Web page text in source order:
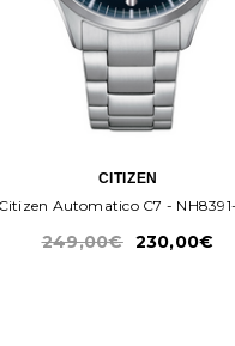
CITIZEN
Citizen Automatico C7 -
249,00€ 230,00€